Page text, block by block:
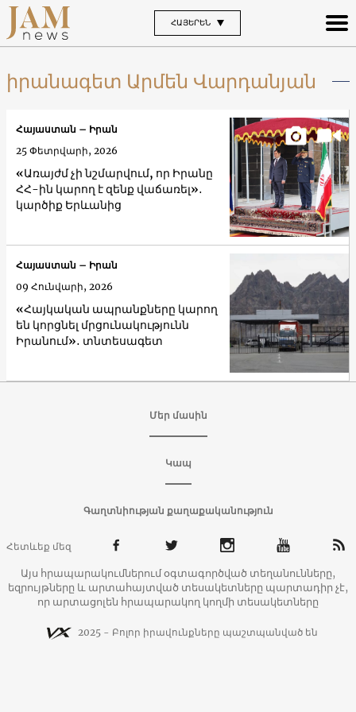
ՀԱՅԵՐԵՆ
իրանագետ Արմեն Վարդանյան
«Առայժմ չի նշմարվում, որ Իրանը
ՀՀ-ին կարող է զենք վաճառել»․
կարծիք Երևանից
Հայաստան – Իրան
25 Փետրվարի, 2026
«Հայկական ապրանքները կարող
են կորցնել մրցունակությունն
Իրանում»․ տնտեսագետ
Հայաստան – Իրան
09 Հունվարի, 2026
Մեր մասին
Կապ
Գաղտնիության քաղաքականություն
Հետևեք մեզ
Այս հրապարակումներում օգտագործված տեղանունները,
եզրույթները և արտահայտված տեսակետները պարտադիր չէ,
որ արտացոլեն հրապարակող կողմի տեսակետները
2025 - Բոլոր իրավունքները պաշտպանված են